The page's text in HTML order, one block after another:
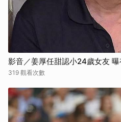
影音／姜厚任甜認小24歲女友
319 觀看次數